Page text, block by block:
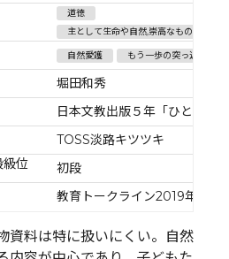
道徳
主として生命や自然,崇高なものとの関
自然愛護 もう一歩の突っ込み
堀田和秀
日本文教出版５年「ひとふみ
TOSS淡路キツツキ
級位
初段
教育トークライン2019年９月
資料は特に扱いにくい。自然